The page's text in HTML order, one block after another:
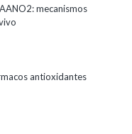
mecanismos
antioxidantes